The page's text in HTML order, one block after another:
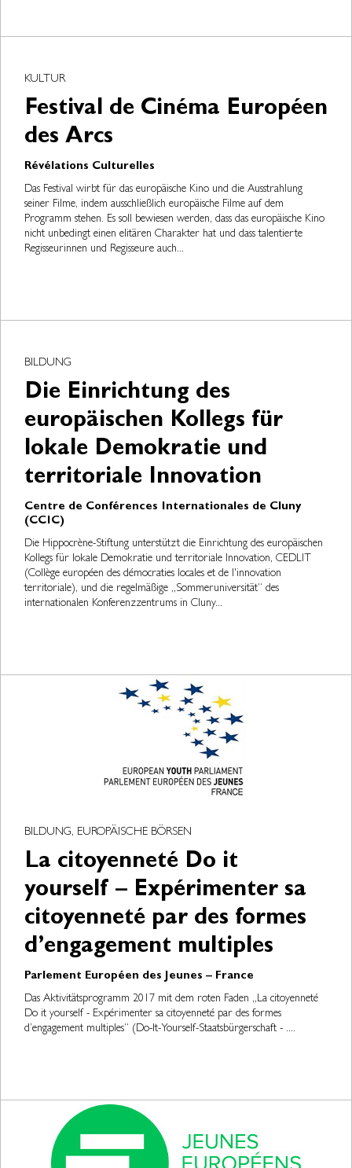
KULTUR
Festival de Cinéma Européen
des Arcs
Révélations Culturelles
Das Festival wirbt für das europäische Kino und die Ausstrahlung
seiner Filme, indem ausschließlich europäische Filme auf dem
Programm stehen. Es soll bewiesen werden, dass das europäische Kino
nicht unbedingt einen elitären Charakter hat und dass talentierte
Regisseurinnen und Regisseure auch...
BILDUNG
Die Einrichtung des
europäischen Kollegs für
lokale Demokratie und
territoriale Innovation
Centre de Conférences Internationales de Cluny
(CCIC)
Die Hippocrène-Stiftung unterstützt die Einrichtung des europäischen
Kollegs für lokale Demokratie und territoriale Innovation, CEDLIT
(Collège européen des démocraties locales et de l'innovation
territoriale), und die regelmäßige „Sommeruniversität“ des
internationalen Konferenzzentrums in Cluny...
BILDUNG, EUROPÄISCHE BÖRSEN
La citoyenneté Do it
yourself – Expérimenter sa
citoyenneté par des formes
d’engagement multiples
Parlement Européen des Jeunes – France
Das Aktivitätsprogramm 2017 mit dem roten Faden „La citoyenneté
Do it yourself - Expérimenter sa citoyenneté par des formes
d’engagement multiples“ (Do-It-Yourself-Staatsbürgerschaft - ....